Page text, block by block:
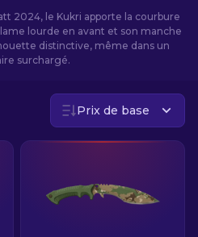
FR
2024, le Kukri apporte la courbure
lourde en avant et son manche
distinctive, même dans un
surchargé.
Prix de base